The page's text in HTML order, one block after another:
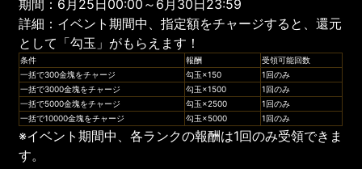
期間：6月25日00:00～6月30日23:59
詳細：イベント期間中、指定額をチャージすると、還元
として「勾玉」がもらえます！
条件 報酬
受領可能回数
一括で300金塊をチャージ
勾玉×150
1回のみ
一括で3000金塊をチャージ
勾玉×1500
1回のみ
一括で5000金塊をチャージ
勾玉×2500
1回のみ
一括で10000金塊をチャージ
勾玉×5000 1回のみ
※イベント期間中、各ランクの報酬は1回のみ受領できま
す。